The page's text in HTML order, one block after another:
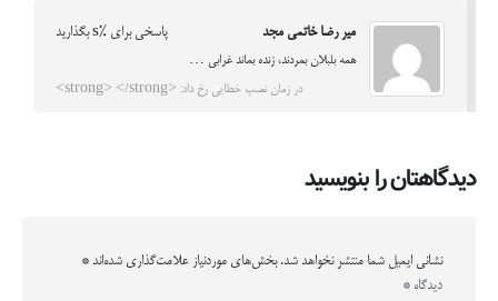
میر رضا خاتمی مجد پاسخی برای %s بگذارید
همه بلبلان بمردند، زنده بماند غرابی …
در زمان نصب خطایی رخ داد: <strong> </strong>
دیدگاهتان را بنویسید
نشانی ایمیل شما منتشر نخواهد شد. بخش‌های موردنیاز علامت‌گذاری شده‌اند *
دیدگاه *